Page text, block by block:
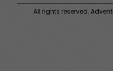
All rights reserved.